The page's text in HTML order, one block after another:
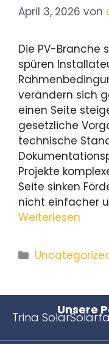
April 3, 2026 von
Die PV-Branche
spüren
verändern sich
einen Seite
gesetzliche
technische
Projekte
Seite sinken
nicht einfacher
Weiterlesen
Unsere
Trina Solar